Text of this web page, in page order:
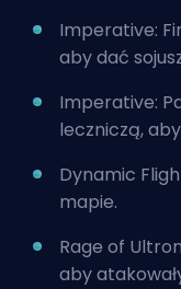
Imperative:
aby dać
Imperative:
leczniczą,
Dynamic
mapie.
Rage of
aby